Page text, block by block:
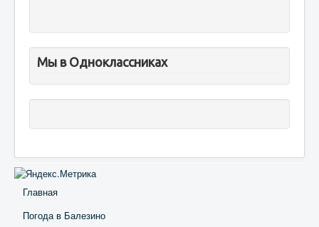
Мы в Одноклассниках
Главная
Погода в Балезино